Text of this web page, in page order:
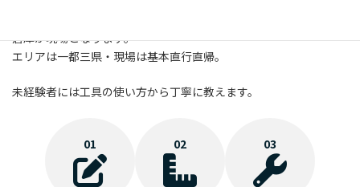
倉庫が現場となります。
エリアは一都三県・現場は基本直行直帰。
未経験者には工具の使い方から丁寧に教えます。
01 02 03